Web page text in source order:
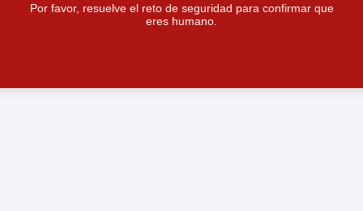
Por favor, resuelve el reto de seguridad para confirmar que
eres humano.